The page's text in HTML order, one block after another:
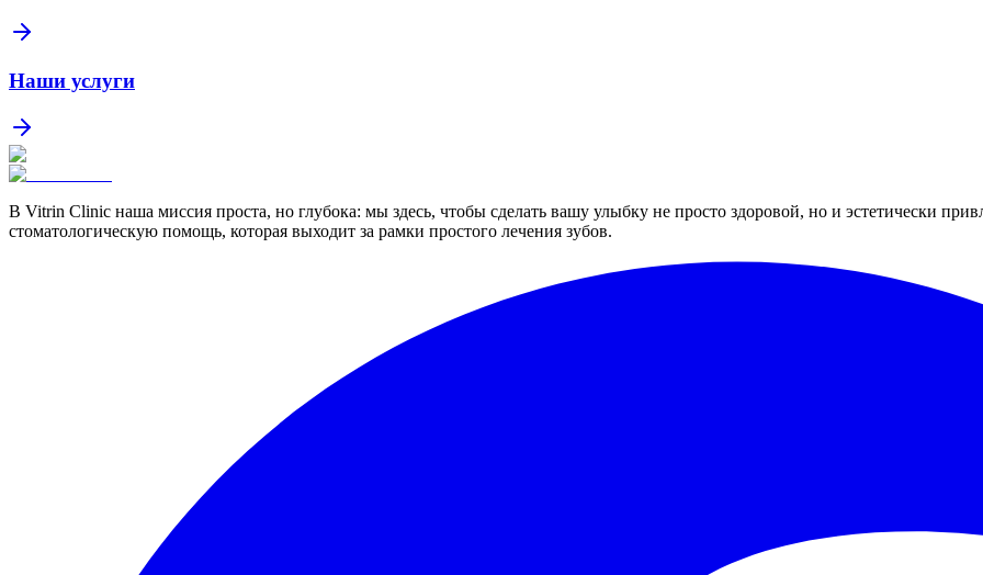
Наши услуги
В Vitrin Clinic наша миссия проста, но глубока: мы здесь, чтобы сделать вашу улыбку не просто здоровой, но и эстетически
стоматологическую помощь, которая выходит за рамки простого лечения зубов.